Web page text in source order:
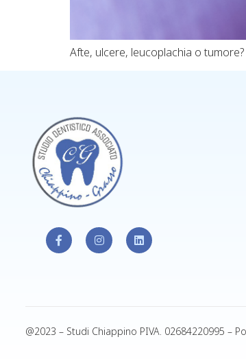
Afte, ulcere, leucoplachia o
@2023 – Studi Chiappino PIVA. 02684220995 –